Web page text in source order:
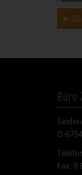
Büro
D-
Fax: 0